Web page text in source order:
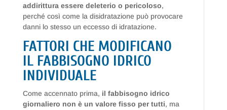
addirittura essere deleterio o pericoloso,
perché così come la disidratazione può provocare
danni lo stesso un eccesso di idratazione.
FATTORI CHE MODIFICANO
IL FABBISOGNO IDRICO
INDIVIDUALE
Come accennato prima, il fabbisogno idrico
giornaliero non è un valore fisso per tutti, ma